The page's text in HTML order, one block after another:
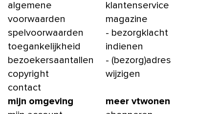
algemene
voorwaarden
spelvoorwaarden
toegankelijkheid
bezoekersaantallen
copyright
contact
klantenservice
magazine
- bezorgklacht
indienen
- (bezorg)adres
wijzigen
mijn omgeving
meer vtwonen